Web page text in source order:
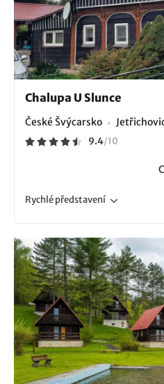
Chalupa U Slunce
České Švýcarsko
9.4/10
Rychlépředstavení